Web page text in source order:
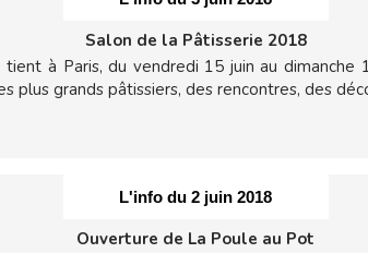
Salon de la Pâtisserie 2018
à Paris, du vendredi 15 juin au dimanche
plus grands pâtissiers, des rencontres, des
L'info du 2 juin 2018
Ouverture de La Poule au Pot